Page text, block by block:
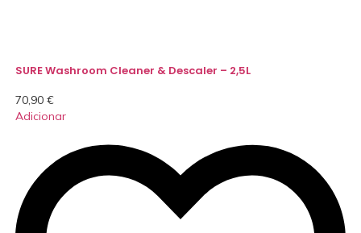
SURE Washroom Cleaner & Descaler – 2,5L
70,90 €
Adicionar